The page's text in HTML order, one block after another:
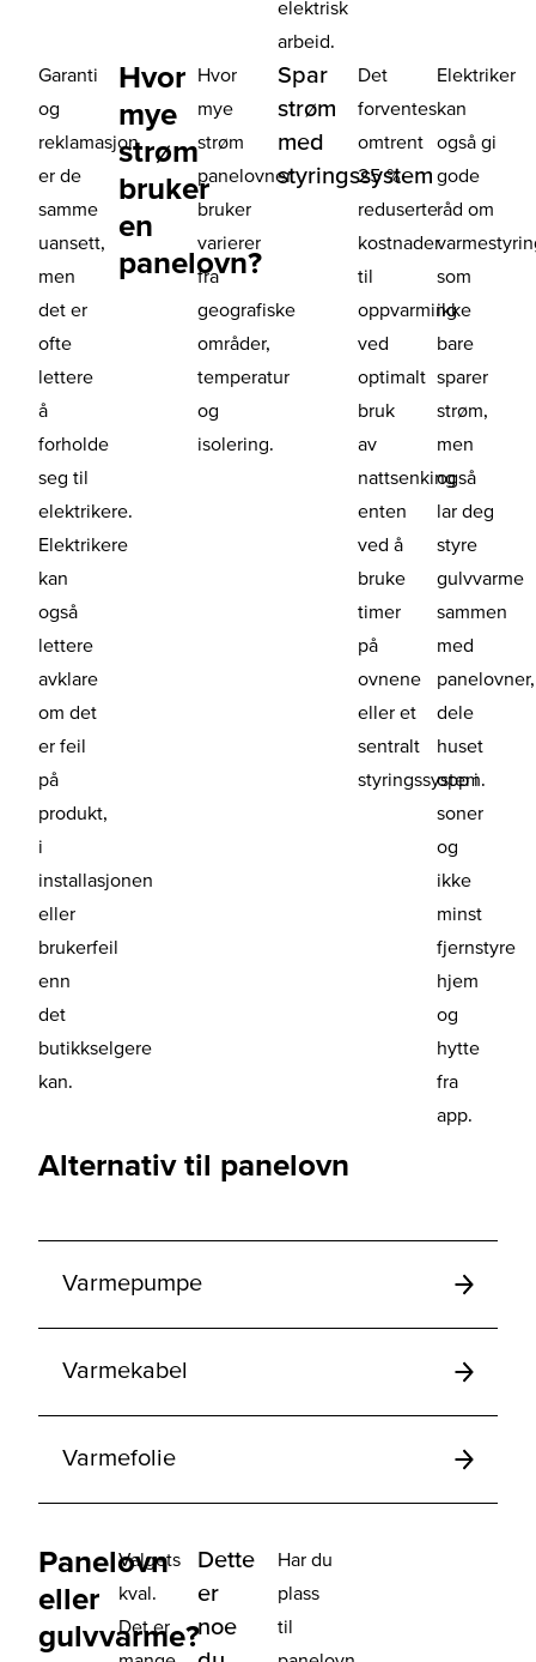
elektrisk
arbeid.
Garanti
og
reklamasjon
er de
samme
uansett,
men
det er
ofte
lettere
å
forholde
seg til
elektrikere.
Elektrikere
kan
også
lettere
avklare
om det
er feil
på
produkt,
i
installasjonen
eller
brukerfeil
enn
det
butikkselgere
kan.
Hvor
mye
strøm
bruker
en
panelovn?
Hvor
mye
strøm
panelovner
bruker
varierer
fra
geografiske
områder,
temperatur
og
isolering.
Spar
strøm
med
styringssystem
Det
forventes
omtrent
25 %
reduserte
kostnader
til
oppvarming
ved
optimalt
bruk
av
nattsenking
enten
ved å
bruke
timer
på
ovnene
eller et
sentralt
styringssystem.
Elektriker
kan
også gi
gode
råd om
som
ikke
bare
sparer
strøm,
men
også
lar deg
styre
gulvvarme
sammen
med
panelovner,
dele
huset
opp i
soner
og
ikke
minst
fjernstyre
hjem
og
hytte
fra
app.
Alternativ til panelovn
Varmepumpe
Varmekabel
Varmefolie
Panelovn
eller
gulvvarme?
Valgets
kval.
Det er
Dette
er
noe
Har du
plass
til